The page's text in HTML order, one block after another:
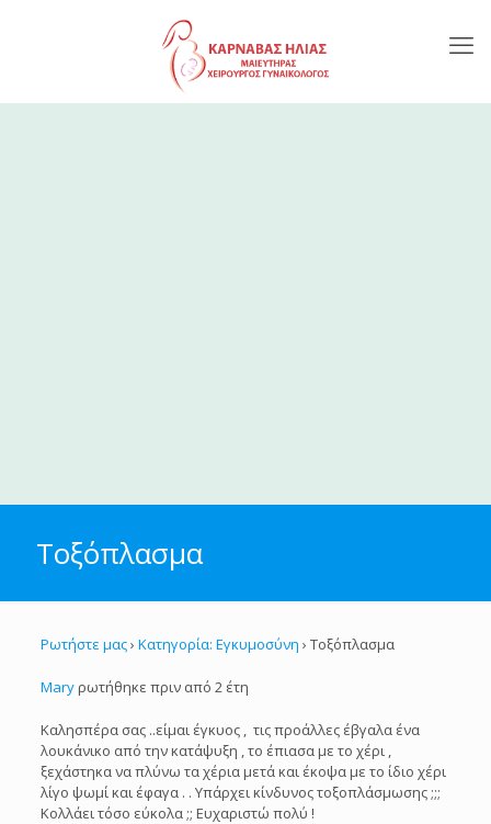
Τοξόπλασμα
Ρωτήστε μας› Κατηγορία: Εγκυμοσύνη › Τοξόπλασμα
Maryρωτήθηκε πριν από 2 έτη
Καλησπέρα σας ..είμαι έγκυος , τις προάλλες έβγαλα ένα
λουκάνικο από την κατάψυξη , το έπιασα με το χέρι ,
ξεχάστηκα να πλύνω τα χέρια μετά και έκοψα με το ίδιο χέρι
λίγο ψωμί και έφαγα . . Υπάρχει κίνδυνος τοξοπλάσμωσης ;;;
Κολλάει τόσο εύκολα ;; Ευχαριστώ πολύ !